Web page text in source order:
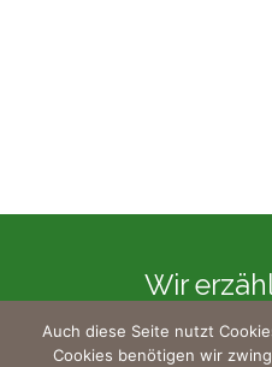
Wir
Auch diese Seite nutzt
Cookies benötigen wir